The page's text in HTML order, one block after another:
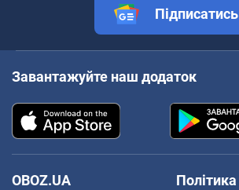
Підписатись
Завантажуйте наш додаток
OBOZ.UA
Політика